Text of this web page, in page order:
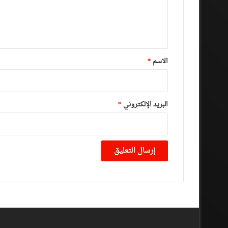
*
الاسم *
البريد الإلكتروني *